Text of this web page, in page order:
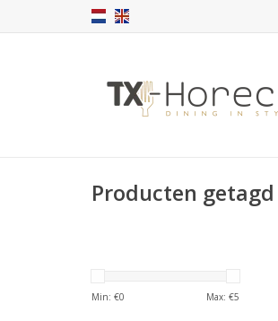
Producten
Min: €0 Max: €5